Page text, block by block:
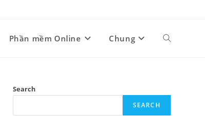
Phần mềm Online Chung Toggle
search
Search
SEARCH